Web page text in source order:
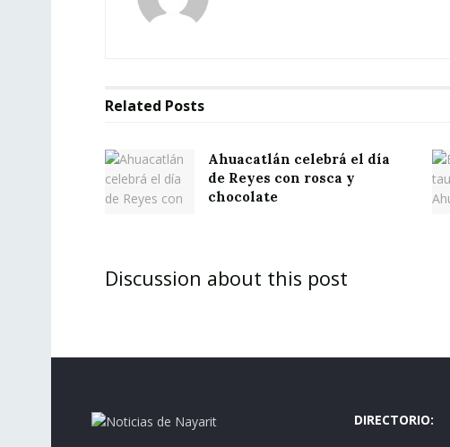
Related Posts
Ahuacatlán celebrá el día
de Reyes con rosca y
chocolate
Discussion about this post
DIRECTORIO: